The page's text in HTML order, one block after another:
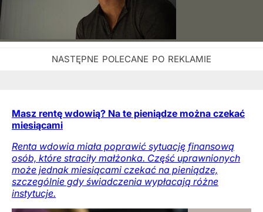
Masz rentę wdowią? Na te pieniądze można czekać
miesiącami
Renta wdowia miała poprawić sytuację finansową
osób, które straciły małżonka. Część uprawnionych
może jednak miesiącami czekać na pieniądze,
szczególnie gdy świadczenia wypłacają różne
instytucje.